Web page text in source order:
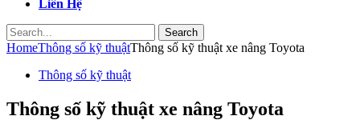
Liên Hệ
Search
HomeThông số kỹ thuậtThông số kỹ thuật xe nâng Toyota
Thông số kỹ thuật
Thông số kỹ thuật xe nâng Toyota